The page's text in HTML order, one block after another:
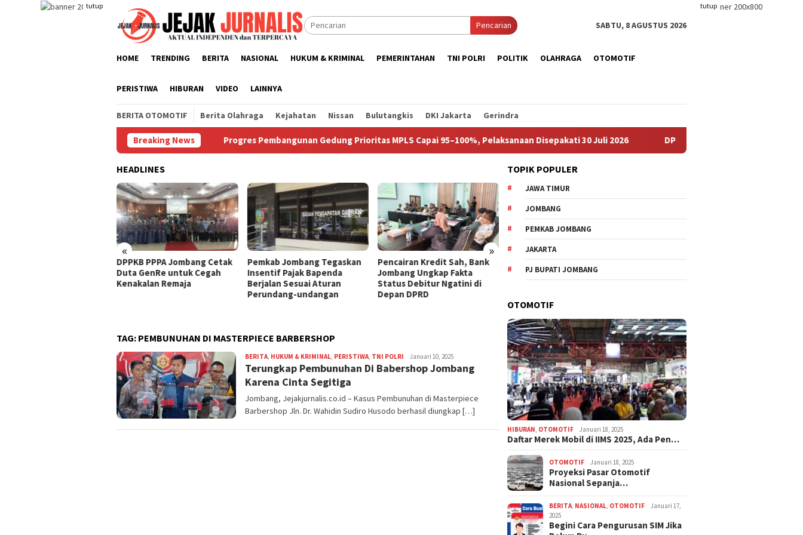
tutup tutup
Pencarian SABTU, 8 AGUSTUS 2026
HOME TRENDING BERITA NASIONAL HUKUM & KRIMINAL PEMERINTAHAN TNI POLRI POLITIK OLAHRAGA OTOMOTIF
PERISTIWA HIBURAN VIDEO LAINNYA
BERITA OTOMOTIF Berita Olahraga Kejahatan Nissan Bulutangkis DKI Jakarta Gerindra
Breaking News
Manajer Tanpa Persetujuan Pengurus Progres Pembangunan Gedung Prioritas MPLS Capai 95–100%, Pelaksanaan Disepakati 30 Juli 2026 DPPKB PPPA Jombang Cetak Duta
HEADLINES
« »
DPPKB PPPA Jombang Cetak
Duta GenRe untuk Cegah
Kenakalan Remaja
Pemkab Jombang Tegaskan
Insentif Pajak Bapenda
Berjalan Sesuai Aturan
Perundang-undangan
Pencairan Kredit Sah, Bank
Jombang Ungkap Fakta
Status Debitur Ngatini di
Depan DPRD
Ketua KPRI Sejahtera
Jombang Klarifikasi Polemik
Aset, Sebut Pembelian
Tanpa Persetujuan Pengurus
Progres Pembangunan
95–100%, Pelaksanaan
TAG: PEMBUNUHAN DI MASTERPIECE BARBERSHOP
BERITA, HUKUM & KRIMINAL, PERISTIWA, TNI POLRI adminjejak
Januari 10, 2025
Terungkap Pembunuhan Di Babershop Jombang
Karena Cinta Segitiga
Jombang, Jejakjurnalis.co.id – Kasus Pembunuhan di Masterpiece
Barbershop Jln. Dr. Wahidin Sudiro Husodo berhasil diungkap […]
TOPIK POPULER
JAWA TIMUR
JOMBANG
PEMKAB JOMBANG
JAKARTA
PJ BUPATI JOMBANG
OTOMOTIF
HIBURAN OTOMOTIF Januari 18, 2025
Daftar Merek Mobil di IIMS 2025, Ada Pen…
OTOMOTIF Januari 18, 2025
Proyeksi Pasar Otomotif
Nasional Sepanja…
BERITA NASIONAL OTOMOTIF
Januari 17,
2025
Begini Cara Pengurusan SIM Jika